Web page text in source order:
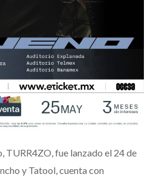
TURR4ZO, fue lanzado el 24 de
y Tatool, cuenta con